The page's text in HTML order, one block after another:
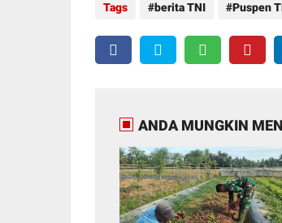
Tags berita TNI Puspen
ANDA MUNGKIN